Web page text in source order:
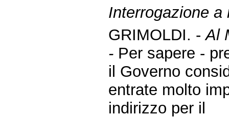
Interrogazione
GRIMOLDI. -Al
- Per sapere -
il Governo
entrate molto
indirizzo per il